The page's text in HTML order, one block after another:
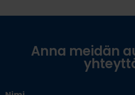
Anna meidän